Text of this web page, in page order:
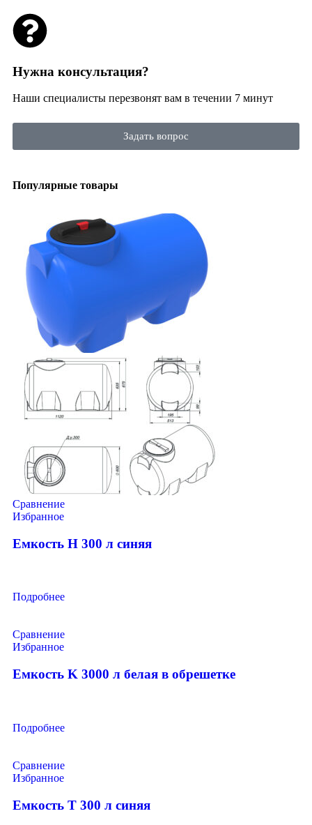
Нужна консультация?
Наши специалисты перезвонят вам в течении 7 минут
Задать вопрос
Популярные товары
Сравнение
Избранное
Емкость H 300 л синяя
Подробнее
Сравнение
Избранное
Емкость K 3000 л белая в обрешетке
Подробнее
Сравнение
Избранное
Емкость T 300 л синяя